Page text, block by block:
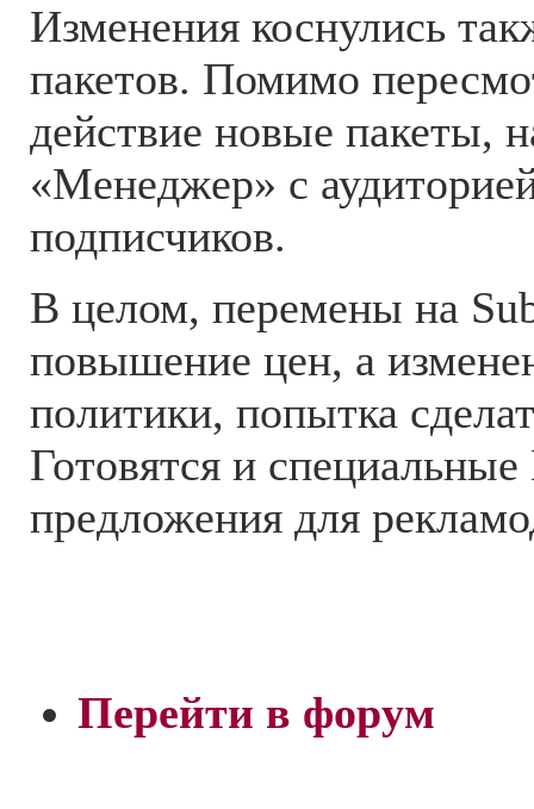
Изменения коснулись
пакетов. Помимо
действие новые пакеты,
«Менеджер» с
подписчиков.
В целом, перемены на
повышение цен, а
политики, попытка
Готовятся и
предложения для
Перейти в форум